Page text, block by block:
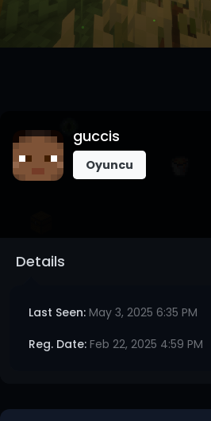
guccis
Oyuncu
Details
Last Seen: May 3, 2025 6:35 PM
Reg. Date: Feb 22, 2025 4:59 PM